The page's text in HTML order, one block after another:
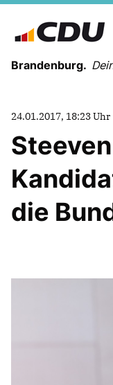
Brandenburg.
IN
24.01.2017, 18:23 Uhr
die